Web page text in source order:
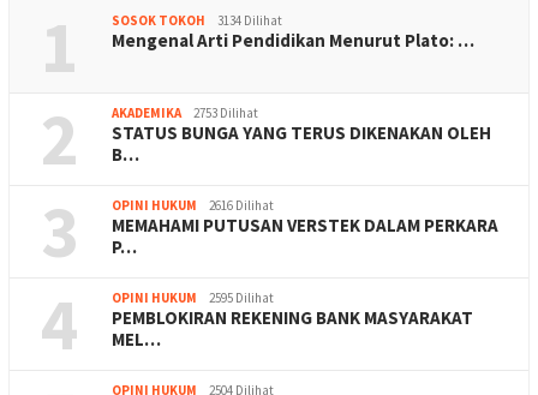
1 SOSOK TOKOH 3134 Dilihat
Mengenal Arti Pendidikan Menurut Plato: …
2 AKADEMIKA 2753 Dilihat
STATUS BUNGA YANG TERUS DIKENAKAN OLEH
B…
3 OPINI HUKUM 2616 Dilihat
MEMAHAMI PUTUSAN VERSTEK DALAM PERKARA
P…
4 OPINI HUKUM 2595 Dilihat
PEMBLOKIRAN REKENING BANK MASYARAKAT
MEL…
OPINI HUKUM 2504 Dilihat